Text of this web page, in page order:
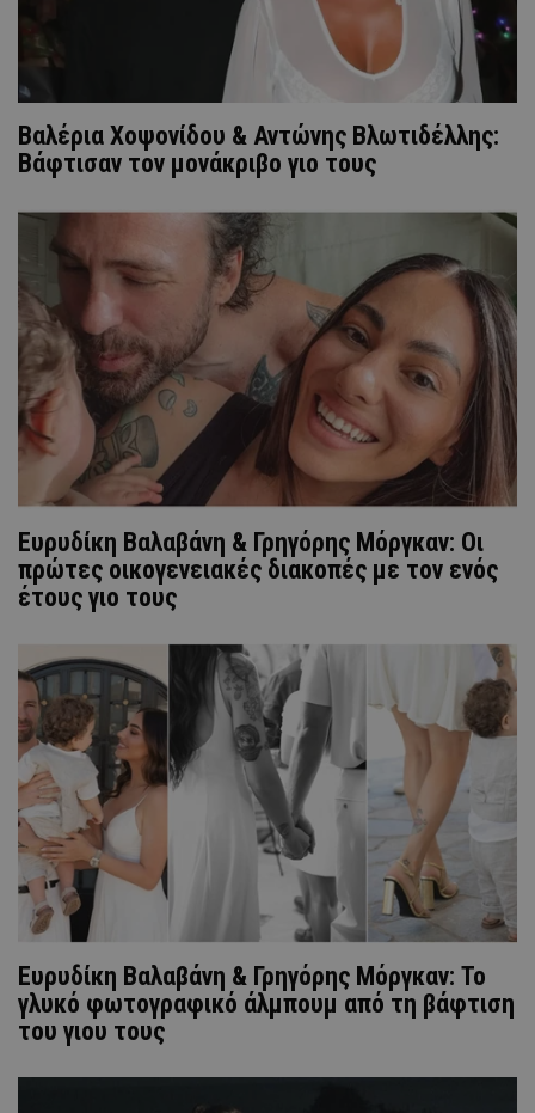
Βαλέρια Χοψονίδου & Αντώνης Βλωτιδέλλης:
Βάφτισαν τον μονάκριβο γιο τους
Ευρυδίκη Βαλαβάνη & Γρηγόρης Μόργκαν: Οι
πρώτες οικογενειακές διακοπές με τον ενός
έτους γιο τους
Ευρυδίκη Βαλαβάνη & Γρηγόρης Μόργκαν: Το
γλυκό φωτογραφικό άλμπουμ από τη βάφτιση
του γιου τους